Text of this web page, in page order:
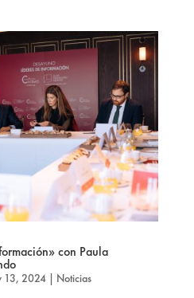
con Paula
13, 2024| Noticias